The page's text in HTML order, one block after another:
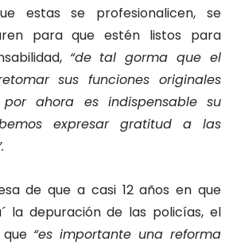
estas se profesionalicen, se
para que estén listos para
“de tal gorma que el
sus funciones originales
por ahora es indispensable su
expresar gratitud a las
de que a casi 12 años en que
la depuración de las policías, el
“es importante una reforma